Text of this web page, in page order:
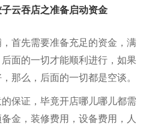
子云吞店之准备启动资金
首先需要准备充足的资金，满
面的一切才能顺利进行，如果
那么，后面的一切都是空谈。
保证，毕竟开店哪儿哪儿都需
金，装修费用，设备费用，人